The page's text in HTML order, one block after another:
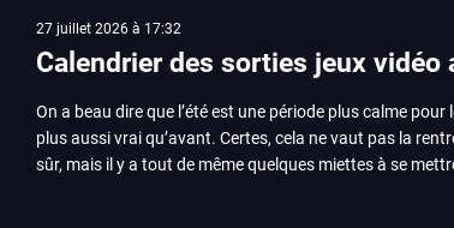
27 juillet 2026 à 17:32
Calendrier des sorties jeux vidéo
On a beau dire que l’été est une période plus calme pour
plus aussi vrai qu’avant. Certes, cela ne vaut pas la
sûr, mais il y a tout de même quelques miettes à se